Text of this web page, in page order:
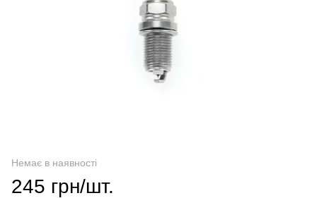
Немає в наявності
245 грн/шт.